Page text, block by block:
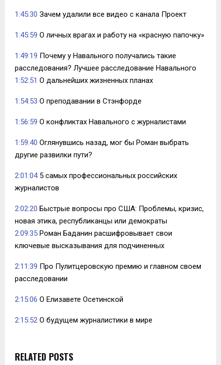
1:45:30 Зачем удалили все видео с канала Проект
1:45:59 О личных врагах и работу на «красную папочку»
1:49:19 Почему у Навального получались такие
расследования? Лучшее расследование Навального
1:52:51 О дальнейших жизненных планах
1:54:53 О преподавании в Стэнфорде
1:56:59 О конфликтах Навального с журналистами
1:59:40 Оглянувшись назад, мог бы Роман выбрать
другие развилки пути?
2:01:045 самых профессиональных российских
журналистов
2:02:20 Быстрые вопросы про США: Проблемы, кризис,
новая этика, республиканцы или демократы
2:09:35 Роман Баданин расшифровывает свои
ключевые высказывания для подчиненных
2:11:39 Про Пулитцеровскую премию и главном своем
расследовании
2:15:06 О Елизавете Осетинской
2:15:52 О будущем журналистики в мире
RELATED POSTS